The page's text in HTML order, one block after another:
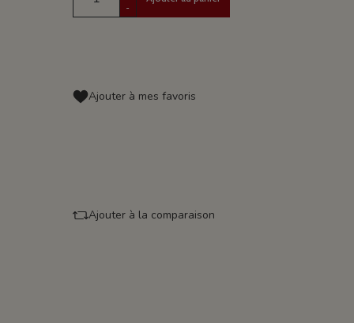
-
Ajouter à mes favoris
Ajouter à la comparaison